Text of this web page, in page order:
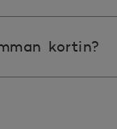
kortin?